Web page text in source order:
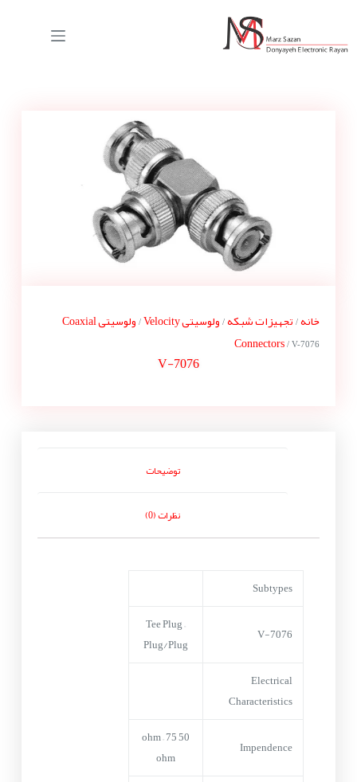
خانه/ تجهیزات شبکه/ ولوسیتی Velocity /
ولوسیتی Coaxial
Connectors / V-7076
V-7076
توضیحات
نظرات (0)
Subtypes
V-7076
Tee Plug –
Plug/Plug
Electrical
Characteristics
Impendence
50 ohm – 75
ohm